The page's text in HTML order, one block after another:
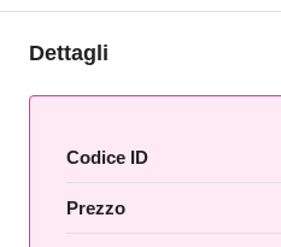
Dettagli
Codice ID
Prezzo